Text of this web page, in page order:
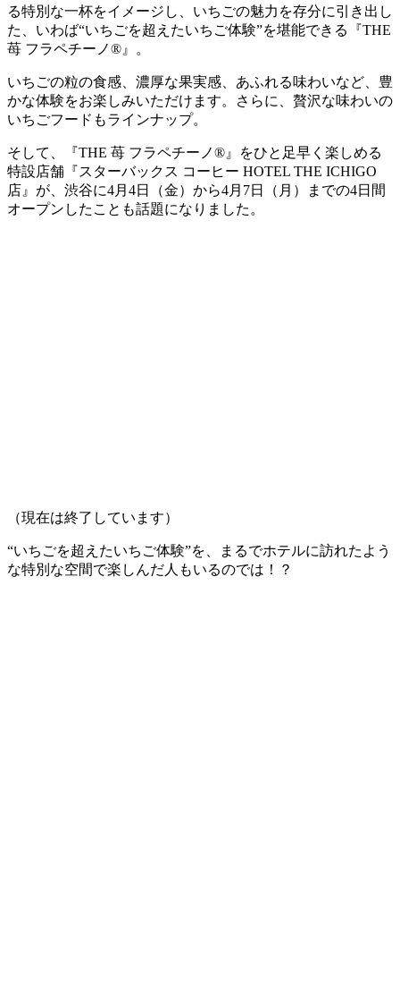
る特別な一杯をイメージし、いちごの魅力を存分に引き出し
た、いわば“いちごを超えたいちご体験”を堪能できる『THE
苺 フラペチーノ®』。
いちごの粒の食感、濃厚な果実感、あふれる味わいなど、豊
かな体験をお楽しみいただけます。さらに、贅沢な味わいの
いちごフードもラインナップ。
そして、『THE 苺 フラペチーノ®』をひと足早く楽しめる
特設店舗『スターバックス コーヒー HOTEL THE ICHIGO
店』が、渋谷に4月4日（金）から4月7日（月）までの4日間
オープンしたことも話題になりました。
（現在は終了しています）
“いちごを超えたいちご体験”を、まるでホテルに訪れたよう
な特別な空間で楽しんだ人もいるのでは！？